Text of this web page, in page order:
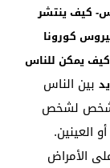
كيف ينتشر
كورونا
يمكن للناس
بين الناس
شخص لشخص
العينين.
الأمراض